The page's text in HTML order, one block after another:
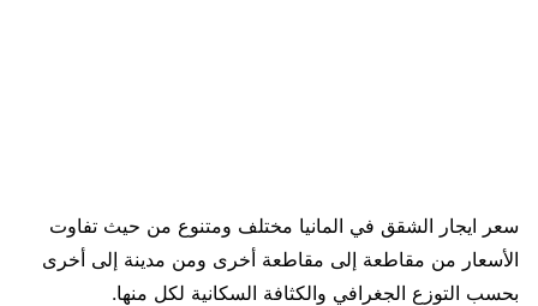
سعر ايجار الشقق في المانيا مختلف ومتنوع من حيث تفاوت
الأسعار من مقاطعة إلى مقاطعة أخرى ومن مدينة إلى أخرى
بحسب التوزع الجغرافي والكثافة السكانية لكل منها.